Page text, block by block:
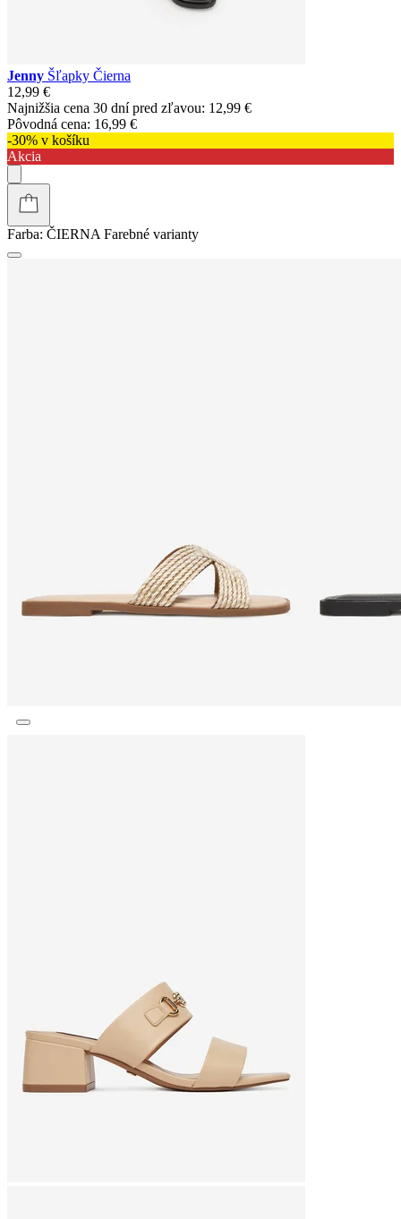
Jenny Šľapky Čierna
12,99 €
Najnižšia cena 30 dní pred zľavou: 12,99 €
Pôvodná cena: 16,99 €
-30% v košíku
Akcia
Farba: ČIERNA Farebné varianty